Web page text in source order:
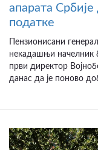
апарата
податке
Пензионисани
некадашњи начелник
први директор
данас да је поново